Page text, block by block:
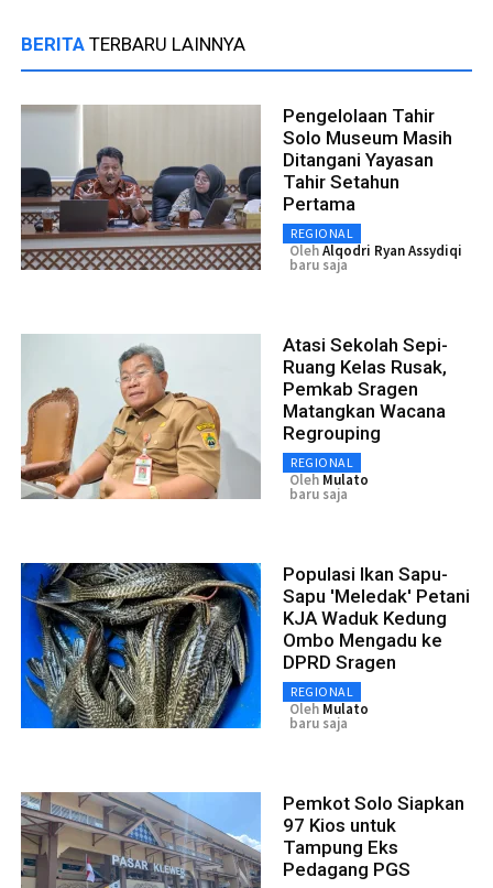
BERITA TERBARU LAINNYA
Pengelolaan Tahir
Solo Museum Masih
Ditangani Yayasan
Tahir Setahun
Pertama
REGIONAL
OlehAlqodri Ryan Assydiqi
baru saja
Atasi Sekolah Sepi-
Ruang Kelas Rusak,
Pemkab Sragen
Matangkan Wacana
Regrouping
REGIONAL
Oleh Mulato
baru saja
Populasi Ikan Sapu-
Sapu 'Meledak' Petani
KJA Waduk Kedung
Ombo Mengadu ke
DPRD Sragen
REGIONAL
Oleh Mulato
baru saja
Pemkot Solo Siapkan
97 Kios untuk
Tampung Eks
Pedagang PGS